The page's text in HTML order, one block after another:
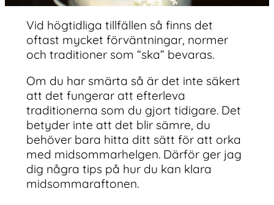
Vid högtidliga tillfällen så finns det
oftast mycket förväntningar, normer
och traditioner som “ska” bevaras.
Om du har smärta så är det inte säkert
att det fungerar att efterleva
traditionerna som du gjort tidigare. Det
betyder inte att det blir sämre, du
behöver bara hitta ditt sätt för att orka
med midsommarhelgen. Därför ger jag
dig några tips på hur du kan klara
midsommaraftonen.